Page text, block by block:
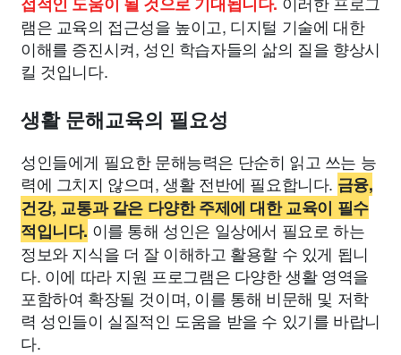
램은 교육의 접근성을 높이고, 디지털 기술에 대한
이해를 증진시켜, 성인 학습자들의 삶의 질을 향상시
킬 것입니다.
생활 문해교육의 필요성
성인들에게 필요한 문해능력은 단순히 읽고 쓰는 능
력에 그치지 않으며, 생활 전반에 필요합니다. 금융,
건강, 교통과 같은 다양한 주제에 대한 교육이 필수
적입니다. 이를 통해 성인은 일상에서 필요로 하는
정보와 지식을 더 잘 이해하고 활용할 수 있게 됩니
다. 이에 따라 지원 프로그램은 다양한 생활 영역을
포함하여 확장될 것이며, 이를 통해 비문해 및 저학
력 성인들이 실질적인 도움을 받을 수 있기를 바랍니
다.